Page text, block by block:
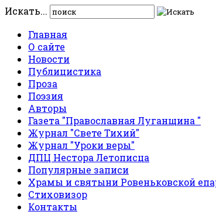
Искать...
Главная
О сайте
Новости
Публицистика
Проза
Поэзия
Авторы
Газета "Православная Луганщина "
Журнал "Свете Тихий"
Журнал "Уроки веры"
ДПЦ Нестора Летописца
Популярные записи
Храмы и святыни Ровеньковской
Стиховизор
Контакты